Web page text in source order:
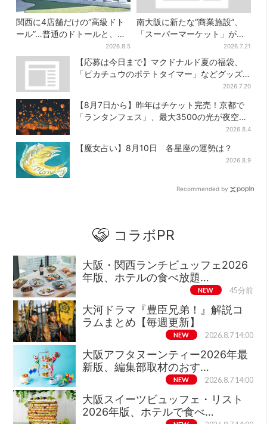
関西に4店舗だけの“高級ドト
ール”…普通のドトールと、何
が違う？コーヒーは約2倍の
600円
2026.8.5
南大阪に新たな“商業施設”、
「スーパーマーケット」が先
行オープン！駅直結＆21時ま
で営業
2026.7.21
【応募は今日まで】マクドナルド夏の福袋、
「ピカチュウのポテトタイマー」などグッズ3
2026.7.20
【8月7日から】昨年はチケット完売！京都で
「ランタンフェス」、最大3500の光が夜空
2026.8.4
【魔女占い】8月10日 各星座の運勢は？
2026.8.9
Recommended by
コラボPR
大阪・関西ランチビュッフェ2026
年版、ホテルの食べ放題…
NEW 45分前
大河ドラマ『豊臣兄弟！』解説コ
ラムまとめ【毎週更新】
NEW 2026.8.7 14:00
大阪アフタヌーンティー2026年最
新版、編集部取材のおす…
NEW 2026.8.7 14:00
大阪スイーツビュッフェ・リスト
2026年版、ホテルで食べ…